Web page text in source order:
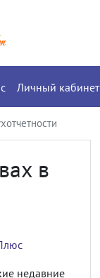
Личный кабинет
в
недавние